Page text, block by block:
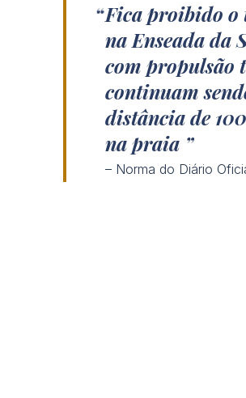
Fica proibido o
na Enseada da
com propulsão
continuam
distância de
na praia
– Norma do Diário